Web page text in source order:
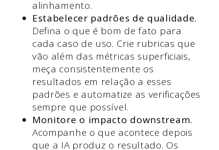
alinhamento.
Estabelecer padrões de qualidade.
Defina o que é bom de fato para
cada caso de uso. Crie rubricas que
vão além das métricas superficiais,
meça consistentemente os
resultados em relação a esses
padrões e automatize as verificações
sempre que possível.
Monitore o impacto downstream.
Acompanhe o que acontece depois
que a IA produz o resultado. Os